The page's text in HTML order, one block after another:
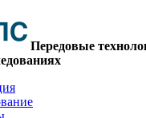
Передовые